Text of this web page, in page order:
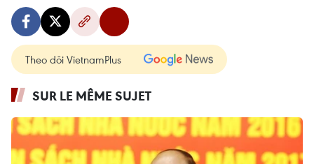
Theo dõi VietnamPlus
SUR LE MÊME SUJET